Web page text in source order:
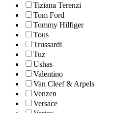
Tiziana Terenzi
Tom Ford
Tommy Hilfiger
Tous
Trussardi
Tuz
Ushas
Valentino
Van Cleef & Arpels
Venzen
Versace